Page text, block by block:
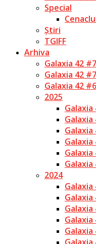
Special
Știri
TGIFF
Arhiva
Galaxia 42
Galaxia 42
Galaxia 42
2025
Galaxia
Galaxia
Galaxia
Galaxia
Galaxia
Galaxia
2024
Galaxia
Galaxia
Galaxia
Galaxia
Galaxia